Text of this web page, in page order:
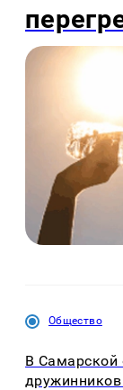
Общество
В Самарской